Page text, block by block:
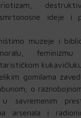
ideje i
muzeje i
gomilama
o
savremenim
arsenala i